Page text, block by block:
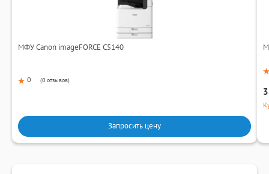
МФУ Canon imageFORCE C5140
0 (0 отзывов)
Запросить цену